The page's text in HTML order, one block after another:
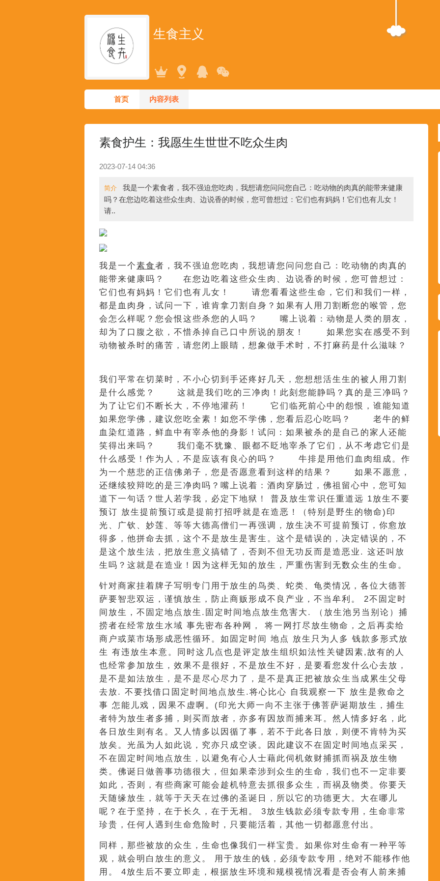
生食主义
首页 内容列表
素食护生：我愿生生世世不吃众生肉
2023-07-14 04:36
简介
我是一个素食者，我不强迫您吃肉，我想请您问问您自己：吃动物的肉真的能带来健康
吗？在您边吃着这些众生肉、边说香的时候，您可曾想过：它们也有妈妈！它们也有儿女！
请..
我是一个素食者，我不强迫您吃肉，我想请您问问您自己：吃动物的肉真的
能带来健康吗？ 在您边吃着这些众生肉、边说香的时候，您可曾想过：
它们也有妈妈！它们也有儿女！ 请您看看这些生命，它们和我们一样，
都是血肉身，试问一下，谁肯拿刀割自身？如果有人用刀割断您的喉管，您
会怎么样呢？您会恨这些杀您的人吗？ 嘴上说着：动物是人类的朋友，
却为了口腹之欲，不惜杀掉自己口中所说的朋友！ 如果您实在感受不到
动物被杀时的痛苦，请您闭上眼睛，想象做手术时，不打麻药是什么滋味？
我们平常在切菜时，不小心切到手还疼好几天，您想想活生生的被人用刀割
是什么感觉？ 这就是我们吃的三净肉！此刻您能静吗？真的是三净吗？
为了让它们不断长大，不停地灌药！ 它们临死前心中的怨恨，谁能知道
如果您学佛，建议您吃全素！如您不学佛，您看后忍心吃吗？ 老牛的鲜
血染红道路，鲜血中有宰杀他的身影！试问：如果被杀的是自己的家人还能
笑得出来吗？ 我们毫不犹豫、眼都不眨地宰杀了它们，从不考虑它们是
什么感受！作为人，不是应该有良心的吗？ 牛排是用他们血肉组成。作
为一个慈悲的正信佛弟子，您是否愿意看到这样的结果？ 如果不愿意，
还继续狡辩吃的是三净肉吗？嘴上说着：酒肉穿肠过，佛祖留心中，您可知
道下一句话？世人若学我，必定下地狱！ 普及放生常识任重道远 1放生不要
预订 放生提前预订或是提前打招呼就是在造恶！（特别是野生的物命)印
光、广钦、妙莲、等等大德高僧们一再强调，放生决不可提前预订，你愈放
得多，他拼命去抓，这个不是放生是害生。这个是错误的，决定错误的，不
是这个放生法，把放生意义搞错了，否则不但无功反而是造恶业. 这还叫放
生吗？这就是在造业！因为这样无知的放生，严重伤害到无数众生的生命。
针对商家挂着牌子写明专门用于放生的鸟类、蛇类、龟类情况，各位大德菩
萨要智悲双运，谨慎放生，防止商贩形成不良产业，不当牟利。 2不固定时
间放生，不固定地点放生.固定时间地点放生危害大. （放生池另当别论）捕
捞者在经常放生水域 事先密布各种网， 将一网打尽放生物命，之后再卖给
商户或菜市场形成恶性循环。如固定时间 地点 放生只为人多 钱款多形式放
生 有违放生本意。同时这几点也是评定放生组织如法性关键因素,故有的人
也经常参加放生，效果不是很好，不是放生不好，是要看您发什么心去放，
是不是如法放生，是不是尽心尽力了，是不是真正把被放众生当成累生父母
去放. 不要找借口固定时间地点放生.将心比心 自我观察一下 放生是救命之
事 怎能儿戏，因果不虚啊。(印光大师一向不主张于佛菩萨诞期放生，捕生
者特为放生者多捕，则买而放者，亦多有因放而捕来耳。然人情多好名，此
各日放生则有名。又人情多以因循了事，若不于此各日放，则便不肯特为买
放矣。光虽为人如此说，究亦只成空谈。因此建议不在固定时间地点采买，
不在固定时间地点放生，以避免有心人士藉此伺机敛财捕抓而祸及放生物
类。佛诞日做善事功德很大，但如果牵涉到众生的生命，我们也不一定非要
如此，否则，有些商家可能会趁机特意去抓很多众生，而祸及物类。你要天
天随缘放生，就等于天天在过佛的圣诞日，所以它的功德更大。大在哪儿
呢？在于坚持，在于长久，在于无相。 3放生钱款必须专款专用，生命非常
珍贵，任何人遇到生命危险时，只要能活着，其他一切都愿意付出。
同样，那些被放的众生，生命也像我们一样宝贵。如果你对生命有一种平等
观，就会明白放生的意义。 用于放生的钱，必须专款专用，绝对不能移作他
用。 4放生后不要立即走，根据放生环境和规模视情况看是否会有人前来捕